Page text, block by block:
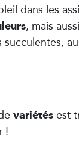
dans les
, mais
variétésest
!